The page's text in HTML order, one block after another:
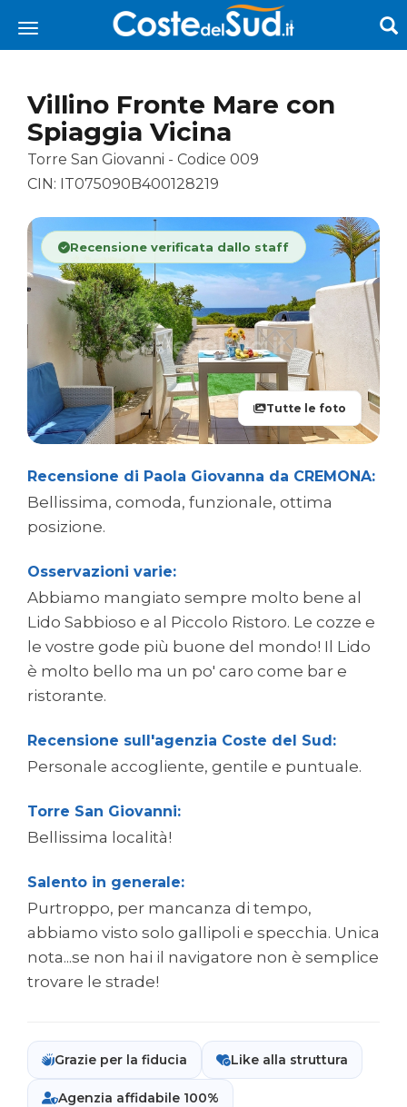
Villino Fronte Mare con
Spiaggia Vicina
Torre San Giovanni - Codice 009
CIN: IT075090B400128219
Recensione verificata dallo staff
Tutte le foto
Recensione di Paola Giovanna da CREMONA:
Bellissima, comoda, funzionale, ottima
posizione.
Osservazioni varie:
Abbiamo mangiato sempre molto bene al
Lido Sabbioso e al Piccolo Ristoro. Le cozze e
le vostre gode più buone del mondo! Il Lido
è molto bello ma un po' caro come bar e
ristorante.
Recensione sull'agenzia Coste del Sud:
Personale accogliente, gentile e puntuale.
Torre San Giovanni:
Bellissima località!
Salento in generale:
Purtroppo, per mancanza di tempo,
abbiamo visto solo gallipoli e specchia. Unica
nota...se non hai il navigatore non è semplice
trovare le strade!
Grazie per la fiducia Like alla struttura
Agenzia affidabile 100%